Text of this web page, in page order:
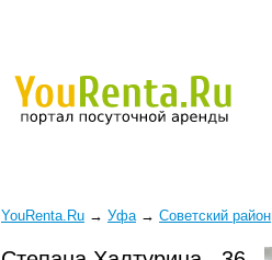
YouRenta.Ru → Уфа → Советский район